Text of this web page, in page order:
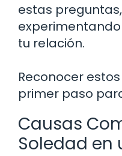
estas
tu relación.
Reconocer
primer paso
Causas
Soledad en